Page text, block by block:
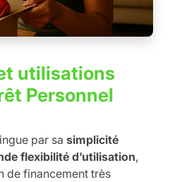
utilisations
Personnel
par sa simplicité
flexibilité d’utilisation,
de financement très